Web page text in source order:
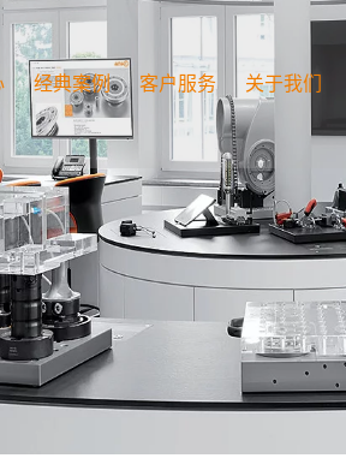
经典案例 客户服务 关于我们